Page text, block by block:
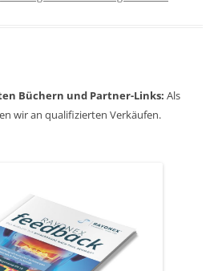
Büchern und Partner-Links: Als
wir an qualifizierten Verkäufen.